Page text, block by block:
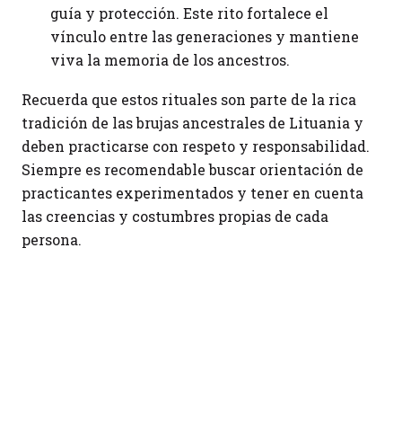
guía y protección. Este rito fortalece el
vínculo entre las generaciones y mantiene
viva la memoria de los ancestros.
Recuerda que estos rituales son parte de la rica
tradición de las brujas ancestrales de Lituania y
deben practicarse con respeto y responsabilidad.
Siempre es recomendable buscar orientación de
practicantes experimentados y tener en cuenta
las creencias y costumbres propias de cada
persona.